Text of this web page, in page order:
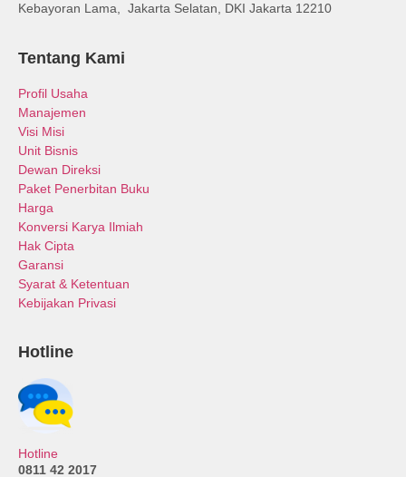
Kebayoran Lama, Jakarta Selatan, DKI Jakarta 12210
Tentang Kami
Profil Usaha
Manajemen
Visi Misi
Unit Bisnis
Dewan Direksi
Paket Penerbitan Buku
Harga
Konversi Karya Ilmiah
Hak Cipta
Garansi
Syarat & Ketentuan
Kebijakan Privasi
Hotline
Hotline
0811 42 2017